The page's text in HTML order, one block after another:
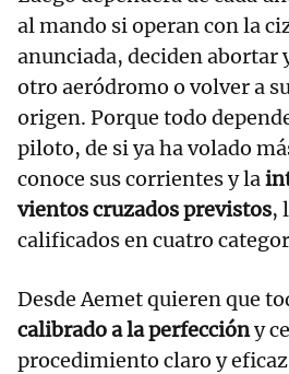
al mando si operan con la
anunciada, deciden abortar
otro aeródromo o volver a
origen. Porque todo
piloto, de si ya ha volado
conoce sus corrientes y la
vientos cruzados previstos,
calificados en cuatro
Desde Aemet quieren que
calibrado a la perfeccióny
procedimiento claro y